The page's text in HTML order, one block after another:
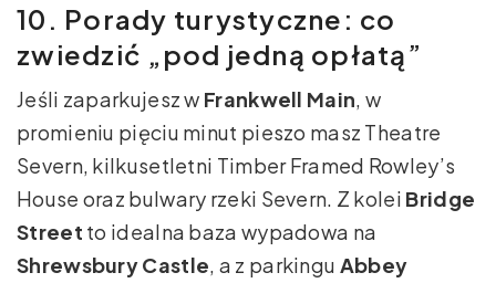
10. Porady turystyczne: co
zwiedzić „pod jedną opłatą”
Jeśli zaparkujesz w Frankwell Main, w
promieniu pięciu minut pieszo masz Theatre
Severn, kilkusetletni Timber Framed Rowley’s
House oraz bulwary rzeki Severn. Z kolei Bridge
Street to idealna baza wypadowa na
Shrewsbury Castle, a z parkingu Abbey